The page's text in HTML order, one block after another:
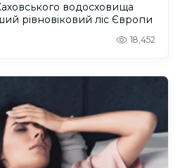
водосховища
рівновіковий ліс Європи
18,452